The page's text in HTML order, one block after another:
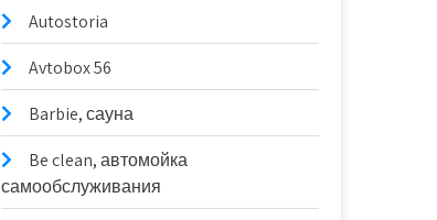
Autostoria
Avtobox 56
Barbie, сауна
Be clean, автомойка
самообслуживания